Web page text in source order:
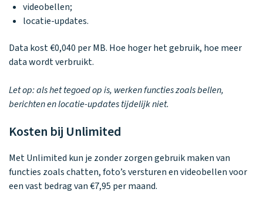
videobellen;
locatie-updates.
Data kost €0,040 per MB. Hoe hoger het gebruik, hoe meer
data wordt verbruikt.
Let op: als het tegoed op is, werken functies zoals bellen,
berichten en locatie-updates tijdelijk niet.
Kosten bij Unlimited
Met Unlimited kun je zonder zorgen gebruik maken van
functies zoals chatten, foto’s versturen en videobellen voor
een vast bedrag van €7,95 per maand.